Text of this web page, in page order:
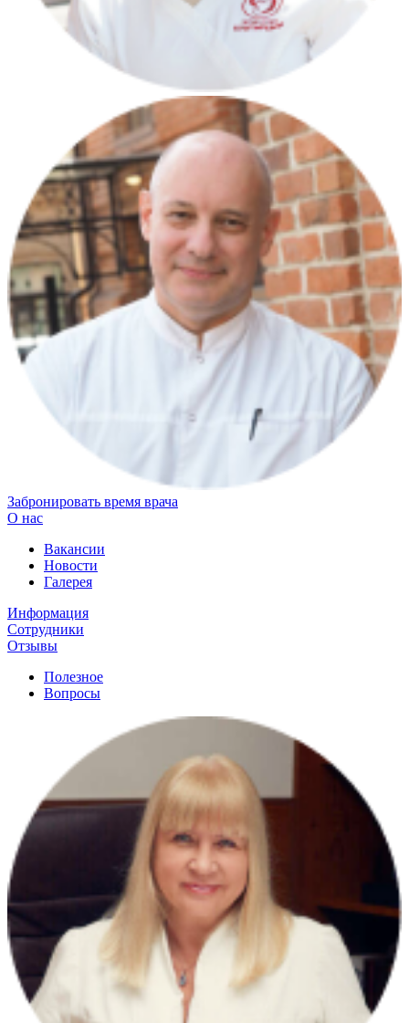
Забронировать время врача
О нас
Вакансии
Новости
Галерея
Информация
Сотрудники
Отзывы
Полезное
Вопросы